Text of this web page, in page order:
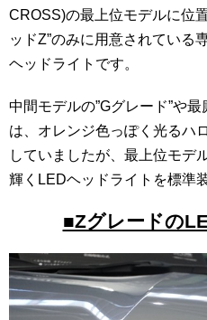
CROSS)の最上位モデルに位
ッドZ”のみに用意されている
ヘッドライトです。
中間モデルの”Gグレード”や
は、オレンジ色っぽく光るハ
していましたが、最上位モデ
輝くLEDヘッドライトを標準装
■Zグレードの